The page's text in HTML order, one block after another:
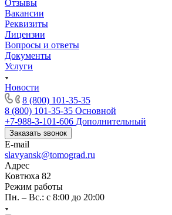
Отзывы
Вакансии
Реквизиты
Лицензии
Вопросы и ответы
Документы
Услуги
Новости
8 (800) 101-35-35
8 (800) 101-35-35 Основной
+7-988-3-101-606 Дополнительный
Заказать звонок
E-mail
slavyansk@tomograd.ru
Адрес
Ковтюха 82
Режим работы
Пн. – Вс.: с 8:00 до 20:00